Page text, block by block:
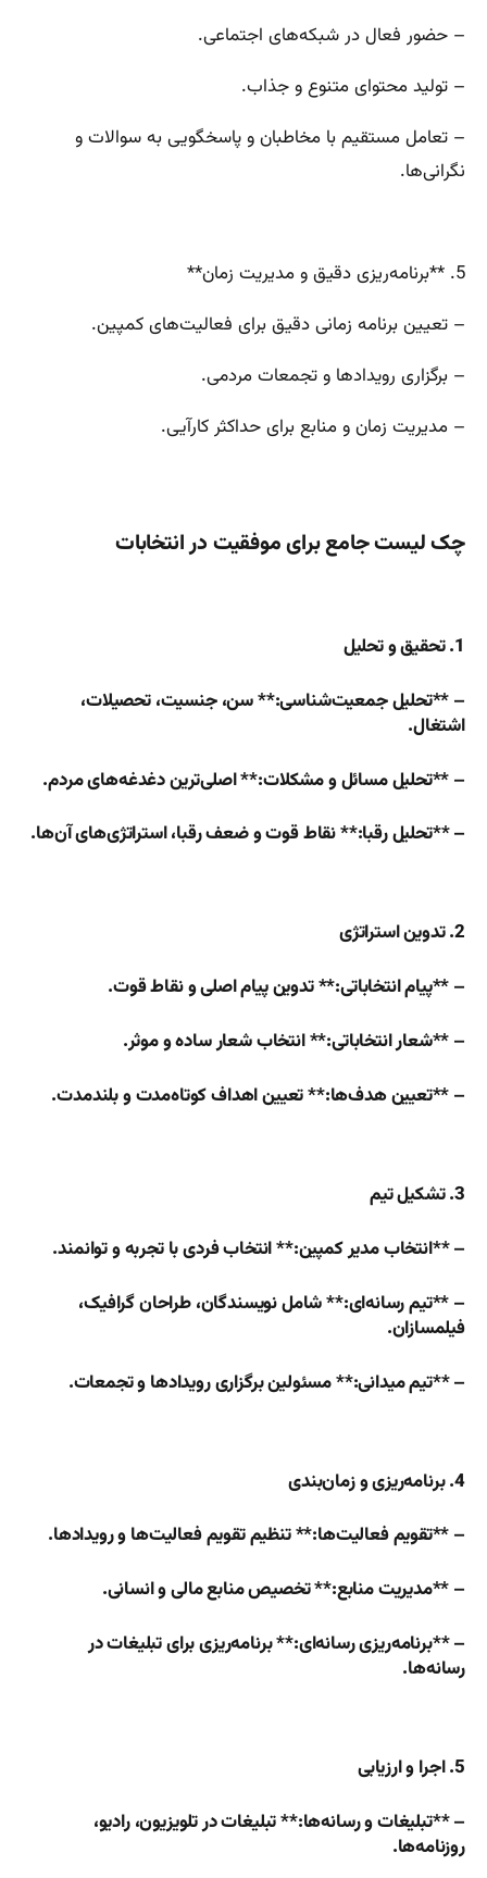
– حضور فعال در شبکه‌های اجتماعی.
– تولید محتوای متنوع و جذاب.
– تعامل مستقیم با مخاطبان و پاسخگویی به سوالات و
نگرانی‌ها.
5. **برنامه‌ریزی دقیق و مدیریت زمان**
– تعیین برنامه زمانی دقیق برای فعالیت‌های کمپین.
– برگزاری رویدادها و تجمعات مردمی.
– مدیریت زمان و منابع برای حداکثر کارآیی.
چک لیست جامع برای موفقیت در انتخابات
1. تحقیق و تحلیل
– **تحلیل جمعیت‌شناسی:** سن، جنسیت، تحصیلات،
اشتغال.
– **تحلیل مسائل و مشکلات:** اصلی‌ترین دغدغه‌های مردم.
– **تحلیل رقبا:** نقاط قوت و ضعف رقبا، استراتژی‌های آن‌ها.
2. تدوین استراتژی
– **پیام انتخاباتی:** تدوین پیام اصلی و نقاط قوت.
– **شعار انتخاباتی:** انتخاب شعار ساده و موثر.
– **تعیین هدف‌ها:** تعیین اهداف کوتاه‌مدت و بلندمدت.
3. تشکیل تیم
– **انتخاب مدیر کمپین:** انتخاب فردی با تجربه و توانمند.
– **تیم رسانه‌ای:** شامل نویسندگان، طراحان گرافیک،
فیلمسازان.
– **تیم میدانی:** مسئولین برگزاری رویدادها و تجمعات.
4. برنامه‌ریزی و زمان‌بندی
– **تقویم فعالیت‌ها:** تنظیم تقویم فعالیت‌ها و رویدادها.
– **مدیریت منابع:** تخصیص منابع مالی و انسانی.
– **برنامه‌ریزی رسانه‌ای:** برنامه‌ریزی برای تبلیغات در
رسانه‌ها.
5. اجرا و ارزیابی
– **تبلیغات و رسانه‌ها:** تبلیغات در تلویزیون، رادیو،
روزنامه‌ها.